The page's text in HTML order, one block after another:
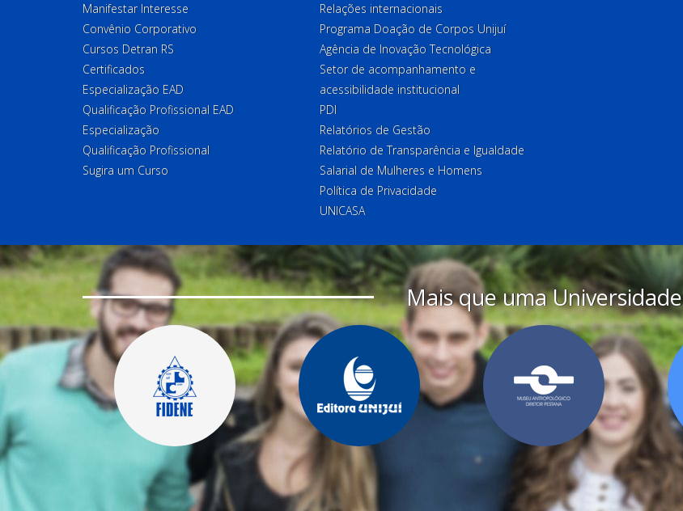
Manifestar Interesse
Convênio Corporativo
Cursos Detran RS
Certificados
Especialização EAD
Qualificação Profissional EAD
Especialização
Qualificação Profissional
Sugira um Curso
Relações internacionais
Programa Doação de Corpos Unijuí
Agência de Inovação Tecnológica
Setor de acompanhamento e
acessibilidade institucional
PDI
Relatórios de Gestão
Relatório de Transparência e Igualdade
Salarial de Mulheres e Homens
Política de Privacidade
UNICASA
Mais que uma Universidade